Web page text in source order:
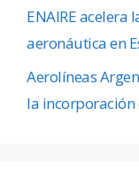
ENAIRE
aeronáutica en
Aerolíneas
la incorporación